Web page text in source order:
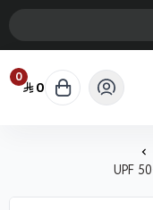
0 0